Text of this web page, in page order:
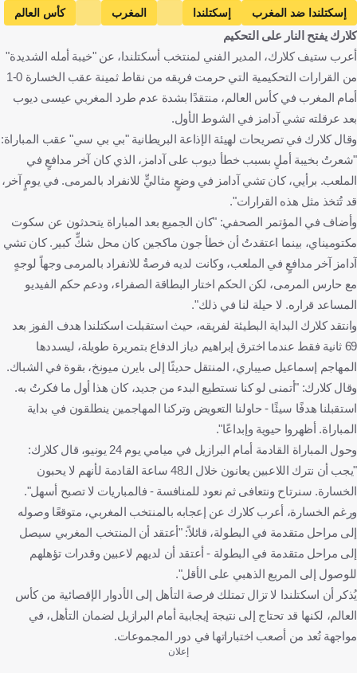
Getty Images
إسكتلندا ضد المغرب إسكتلندا المغرب
كأس العالم
اسكتلندا
المغرب الولايات المتحدةكلارك يفتح النار على التحكيم
أعرب ستيف كلارك، المدير الفني لمنتخب أسكتلندا، عن "خيبة أمله الشديدة"
من القرارات التحكيمية التي حرمت فريقه من نقاط ثمينة عقب الخسارة 0-1
أمام المغرب في كأس العالم، منتقدًا بشدة عدم طرد المغربي عيسى ديوب
بعد عرقلته تشي آدامز في الشوط الأول.
وقال كلارك في تصريحات لهيئة الإذاعة البريطانية "بي بي سي" عقب المباراة:
"شعرتُ بخيبة أملٍ بسبب خطأ ديوب على آدامز، الذي كان آخر مدافعٍ في
الملعب. برأيي، كان تشي آدامز في وضعٍ مثاليٍّ للانفراد بالمرمى. في يومٍ آخر،
قد تُتخذ مثل هذه القرارات".
وأضاف في المؤتمر الصحفي: "كان الجميع بعد المباراة يتحدثون عن سكوت
مكتوميناي، بينما اعتقدتُ أن خطأ جون ماكجين كان محل شكٍّ كبير. كان تشي
آدامز آخر مدافعٍ في الملعب، وكانت لديه فرصةٌ للانفراد بالمرمى وجهاً لوجهٍ
مع حارس المرمى، لكن الحكم اختار البطاقة الصفراء، ودعم حكم الفيديو
المساعد قراره. لا حيلة لنا في ذلك".
وانتقد كلارك البداية البطيئة لفريقه، حيث استقبلت اسكتلندا هدف الفوز بعد
69 ثانية فقط عندما اخترق إبراهيم دياز الدفاع بتمريرة طويلة، ليسددها
المهاجم إسماعيل صيباري، المنتقل حديثًا إلى بايرن ميونخ، بقوة في الشباك.
وقال كلارك: "أتمنى لو كنا نستطيع البدء من جديد، كان هذا أول ما فكرتُ به.
استقبلنا هدفًا سيئًا - حاولنا التعويض وتركنا المهاجمين ينطلقون في بداية
المباراة. أظهروا حيوية وإبداعًا".
وحول المباراة القادمة أمام البرازيل في ميامي يوم 24 يونيو، قال كلارك:
"يجب أن نترك اللاعبين يعانون خلال الـ48 ساعة القادمة لأنهم لا يحبون
الخسارة. سنرتاح ونتعافى ثم نعود للمنافسة - فالمباريات لا تصبح أسهل".
ورغم الخسارة، أعرب كلارك عن إعجابه بالمنتخب المغربي، متوقعًا وصوله
إلى مراحل متقدمة في البطولة، قائلاً: "أعتقد أن المنتخب المغربي سيصل
إلى مراحل متقدمة في البطولة - أعتقد أن لديهم لاعبين وقدرات تؤهلهم
للوصول إلى المربع الذهبي على الأقل".
يُذكر أن اسكتلندا لا تزال تمتلك فرصة التأهل إلى الأدوار الإقصائية من كأس
العالم، لكنها قد تحتاج إلى نتيجة إيجابية أمام البرازيل لضمان التأهل، في
مواجهة تُعد من أصعب اختباراتها في دور المجموعات.
إعلان